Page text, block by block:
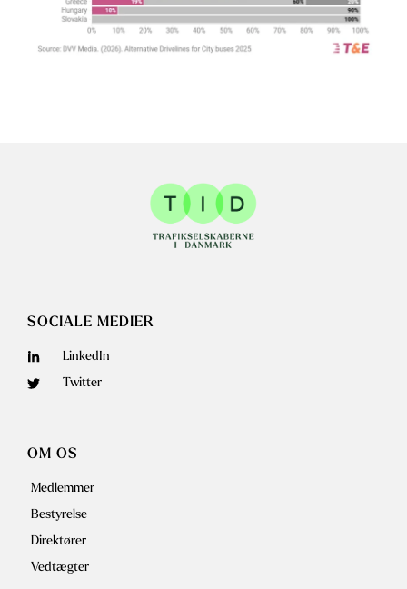
OM OS
Medlemmer
Bestyrelse
Direktører
Vedtægter
SOCIALE MEDIER
LinkedIn
Twitter